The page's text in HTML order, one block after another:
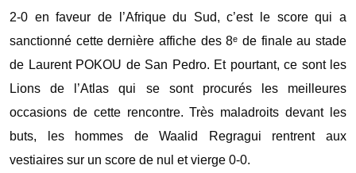
2-0 en faveur de l’Afrique du Sud, c’est le score qui a
sanctionné cette dernière affiche des 8ᵉ de finale au stade
de Laurent POKOU de San Pedro. Et pourtant, ce sont les
Lions de l’Atlas qui se sont procurés les meilleures
occasions de cette rencontre. Très maladroits devant les
buts, les hommes de Waalid Regragui rentrent aux
vestiaires sur un score de nul et vierge 0-0.